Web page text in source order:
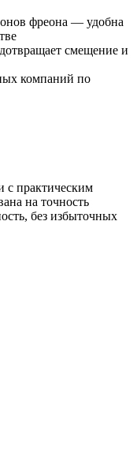
фреона — удобна
смещение и
компаний по
с практическим
на точность
без избыточных